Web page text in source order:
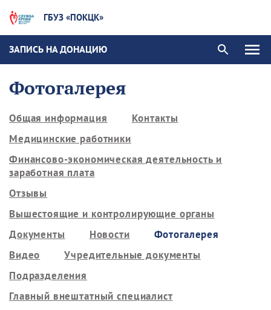
ГБУЗ «ПОКЦК»
ЗАПИСЬ НА ДОНАЦИЮ
Фотогалерея
Общая информация
Контакты
Медицинские работники
Финансово-экономическая деятельность и
заработная плата
Отзывы
Вышестоящие и контролирующие органы
Документы
Новости
Фотогалерея
Видео
Учредительные документы
Подразделения
Главный внештатный специалист